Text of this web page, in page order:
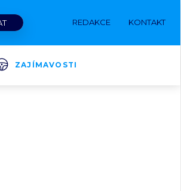
REDAKCE KONTAKT
ZAJÍMAVOSTI